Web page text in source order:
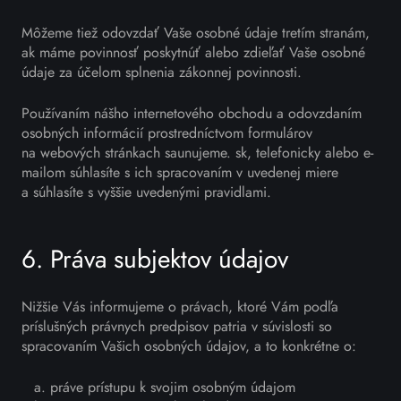
Môžeme tiež odovzdať Vaše osobné údaje tretím stranám,
ak máme povinnosť poskytnúť alebo zdieľať Vaše osobné
údaje za účelom splnenia zákonnej povinnosti.
Používaním nášho internetového obchodu a odovzdaním
osobných informácií prostredníctvom formulárov
na webových stránkach saunujeme. sk, telefonicky alebo e-
mailom súhlasíte s ich spracovaním v uvedenej miere
a súhlasíte s vyššie uvedenými pravidlami.
6. Práva subjektov údajov
Nižšie Vás informujeme o právach, ktoré Vám podľa
príslušných právnych predpisov patria v súvislosti so
spracovaním Vašich osobných údajov, a to konkrétne o:
práve prístupu k svojim osobným údajom